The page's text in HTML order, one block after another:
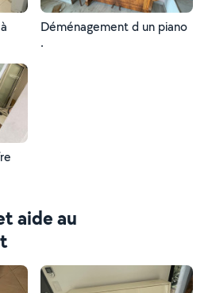
Déménagement d un piano
.
aide au